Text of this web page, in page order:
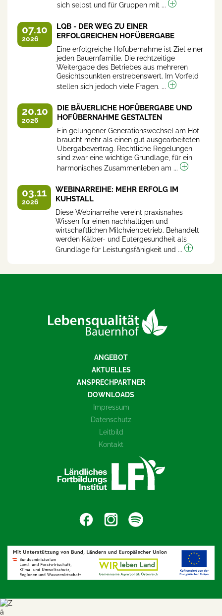
sich selbst und für Gruppen mit ...
07.10
2026
LQB - DER WEG ZU EINER
ERFOLGREICHEN HOFÜBERGABE
Eine erfolgreiche Hofübernahme ist Ziel einer
jeden Bauernfamilie. Die rechtzeitige
Weitergabe des Betriebes aus mehreren
Gesichtspunkten erstrebenswert. Im Vorfeld
stellen sich jedoch viele Fragen. ...
20.10
2026
DIE BÄUERLICHE HOFÜBERGABE UND
HOFÜBERNAHME GESTALTEN
Ein gelungener Generationswechsel am Hof
braucht mehr als einen gut ausgearbeiteten
Übergabevertrag. Rechtliche Regelungen
sind zwar eine wichtige Grundlage, für ein
harmonisches Zusammenleben am ...
03.11
2026
WEBINARREIHE: MEHR ERFOLG IM
KUHSTALL
Diese Webinarreihe vereint praxisnahes
Wissen für einen nachhaltigen und
wirtschaftlichen Milchviehbetrieb. Behandelt
werden Kälber- und Eutergesundheit als
Grundlage für Leistungsfähigkeit und ...
ANGEBOT
AKTUELLES
ANSPRECHPARTNER
DOWNLOADS
Impressum
Datenschutz
Leitbild
Kontakt